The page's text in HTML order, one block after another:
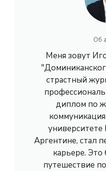
Об
Меня зовут
страстный
диплом по
Аргентине, стал
карьере.
путешествие